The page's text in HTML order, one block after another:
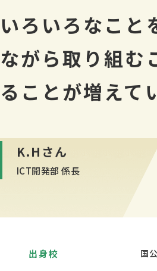
いろいろなこと
ながら取り組む
ることが増えて
K.Hさん
ICT開発部 係長
出身校 国